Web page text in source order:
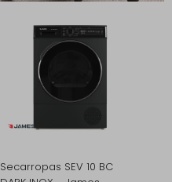
Secarropas SEV 10 BC